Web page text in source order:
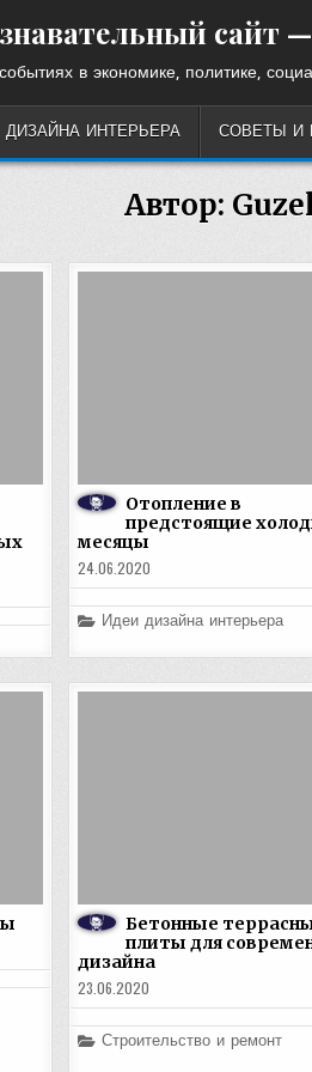
сайт
в экономике, политике,
ДИЗАЙНА ИНТЕРЬЕРА СОВЕТЫ И
Автор:
Отопление в
предстоящие
месяцы
24.06.2020
Posted
in
Идеи дизайна интерьера
Бетонные
плиты для
дизайна
23.06.2020
Posted
Строительство и ремонт